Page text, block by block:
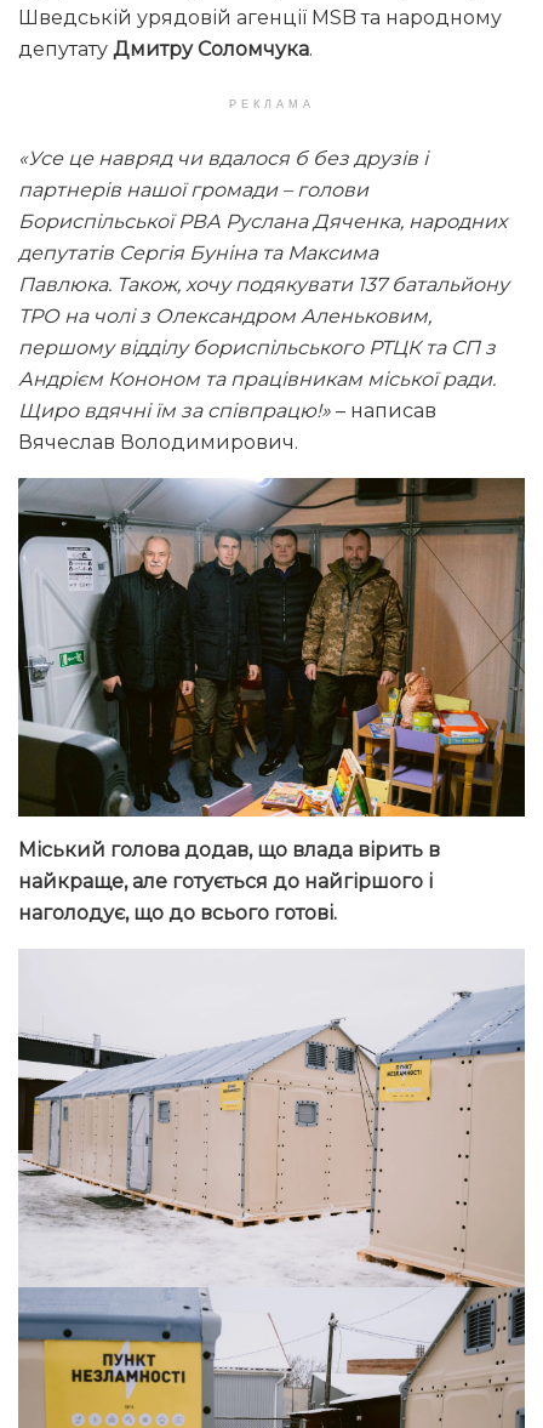
Шведській урядовій агенції MSB та народному
депутату Дмитру Соломчука.
РЕКЛАМА
«Усе це навряд чи вдалося б без друзів і
партнерів нашої громади – голови
Бориспільської РВА Руслана Дяченка, народних
депутатів Сергія Буніна та Максима
Павлюка. Також, хочу подякувати 137 батальйону
ТРО на чолі з Олександром Аленьковим,
першому відділу бориспільського РТЦК та СП з
Андрієм Кононом та працівникам міської ради.
Щиро вдячні їм за співпрацю!» – написав
Вячеслав Володимирович.
Міський голова додав, що влада вірить в
найкраще, але готується до найгіршого і
наголодує, що до всього готові.